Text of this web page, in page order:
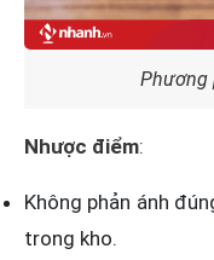
Phương
Nhược điểm:
Không phản ánh
trong kho.